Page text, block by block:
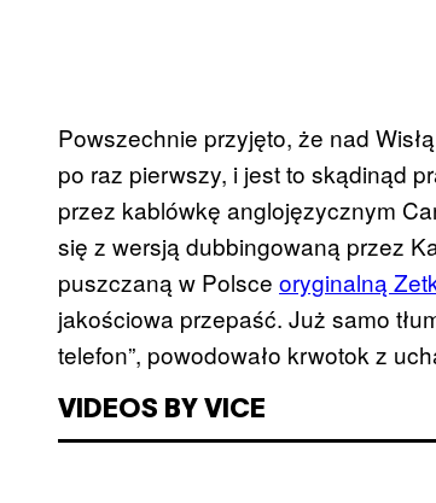
Powszechnie przyjęto, że nad
po raz pierwszy, i jest to skądinąd
przez kablówkę anglojęzycznym
się z wersją dubbingowaną przez
puszczaną w Polsce oryginalną
jakościowa przepaść. Już samo
telefon”, powodowało krwotok z
VIDEOS BY VICE